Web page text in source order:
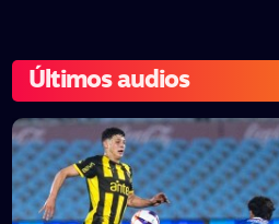
Últimos audios